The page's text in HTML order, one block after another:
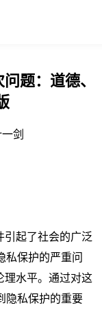
题：道德、
剑
引起了社会的广泛
私保护的严重问
理水平。通过对这
隐私保护的重要